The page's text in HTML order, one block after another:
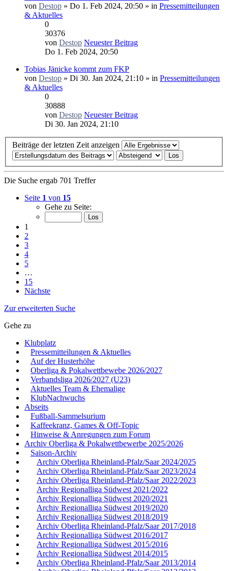
von Destop » Do 1. Feb 2024, 20:50 » in Pressemitteilungen
& Aktuelles
0
30376
von Destop Neuester Beitrag
Do 1. Feb 2024, 20:50
Tobias Jänicke kommt zum FKP
von Destop » Di 30. Jan 2024, 21:10 » in Pressemitteilungen
& Aktuelles
0
30888
von Destop Neuester Beitrag
Di 30. Jan 2024, 21:10
Beiträge der letzten Zeit anzeigen
Die Suche ergab 701 Treffer
Seite 1 von 15
Gehe zu Seite:
1
2
3
4
5
…
15
Nächste
Zur erweiterten Suche
Gehe zu
Klubplatz
Pressemitteilungen & Aktuelles
Auf der Husterhöhe
Oberliga & Pokalwettbewebe 2026/2027
Verbandsliga 2026/2027 (U23)
Aktuelles Team & Ehemalige
KlubNachwuchs
Abseits
Fußball-Sammelsurium
Kaffeekranz, Games & Off-Topic
Hinweise & Anregungen zum Forum
Archiv Oberliga & Pokalwettbewerbe 2025/2026
Saison-Archiv
Archiv Oberliga Rheinland-Pfalz/Saar 2024/2025
Archiv Oberliga Rheinland-Pfalz/Saar 2023/2024
Archiv Oberliga Rheinland-Pfalz/Saar 2022/2023
Archiv Regionalliga Südwest 2021/2022
Archiv Regionalliga Südwest 2020/2021
Archiv Regionalliga Südwest 2019/2020
Archiv Regionalliga Südwest 2018/2019
Archiv Oberliga Rheinland-Pfalz/Saar 2017/2018
Archiv Regionalliga Südwest 2016/2017
Archiv Regionalliga Südwest 2015/2016
Archiv Regionalliga Südwest 2014/2015
Archiv Oberliga Rheinland-Pfalz/Saar 2013/2014